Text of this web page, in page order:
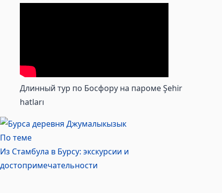
Длинный тур по Босфору на пароме Şehir
hatları
По теме
Из Стамбула в Бурсу: экскурсии и
достопримечательности